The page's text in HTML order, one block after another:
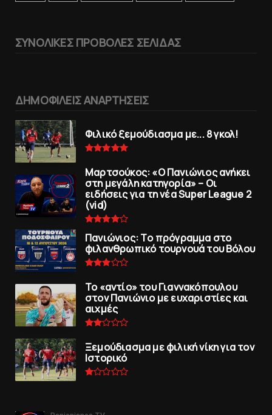
ΣΥΝΟΛΙΚΕΣ ΠΡΟΒΟΛΕΣ ΣΕΛΙΔΑΣ
ΔΗΜΟΦΙΛΕΙΣ ΑΝΑΡΤΗΣΕΙΣ
Φιλικό ξεμούδιασμα με... 8 γκολ!
Μαρτσούκος: «Ο Πανιώνιος ανήκει
στη μεγάλη κατηγορία» – Οι
ειδήσεις για τη νέα Super League 2
(vid)
Πανιώνιoς: Tο πρόγραμμα στο
φιλανθρωπικό τουρνουά του Bόλου
To «αντίο» του Γιαννακόπουλου
στον Πανιώνιο με ευχαριστίες και
αιχμές
Ξεμούδιασμα με φιλική νίκη για τoν
Iστορικό